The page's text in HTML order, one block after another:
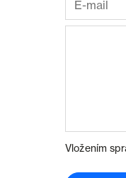
Vložením